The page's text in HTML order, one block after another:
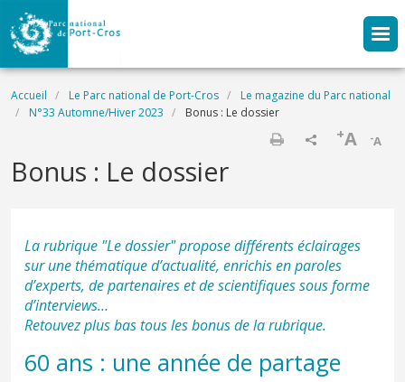
Aller au contenu principal
Fil d'Ariane
Accueil Le Parc national de Port-Cros
Le magazine du Parc national
N°33 Automne/Hiver 2023
Bonus : Le dossier
-A
+A
Bonus : Le dossier
La rubrique "Le dossier" propose différents éclairages
sur une thématique d’actualité, enrichis en paroles
d’experts, de partenaires et de scientifiques sous forme
d’interviews…
Retouvez plus bas tous les bonus de la rubrique.
60 ans : une année de partage